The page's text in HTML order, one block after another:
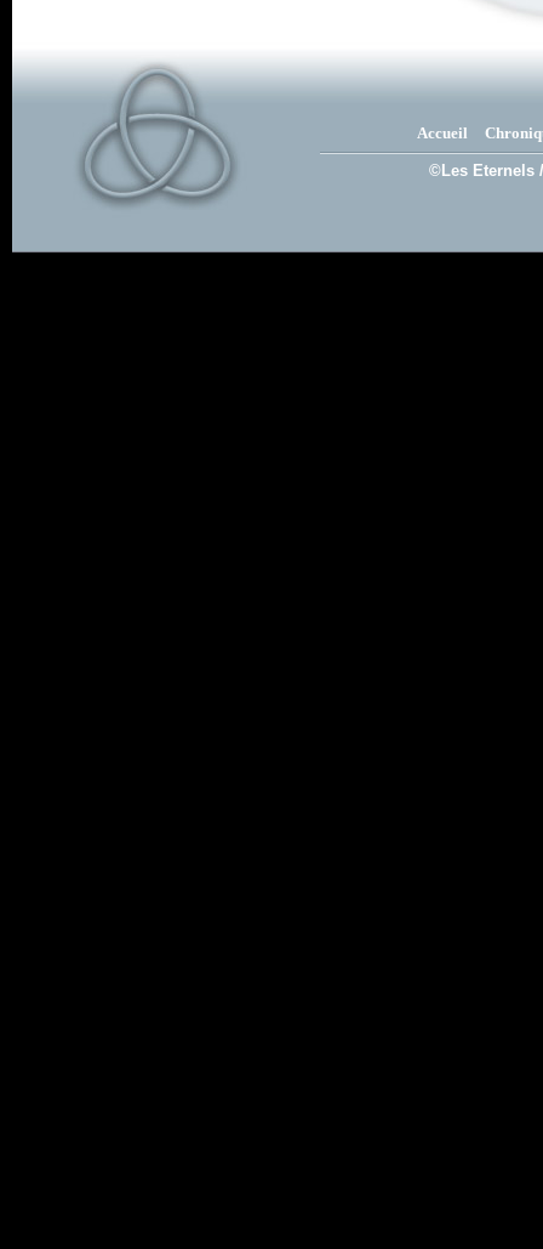
Accueil
©Les Eternels